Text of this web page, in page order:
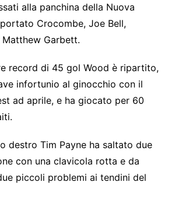
alla panchina della Nuova
Crocombe, Joe Bell,
Garbett.
record di 45 gol Wood è ripartito,
infortunio al ginocchio con il
ad aprile, e ha giocato per 60
destro Tim Payne ha saltato due
con una clavicola rotta e da
piccoli problemi ai tendini del